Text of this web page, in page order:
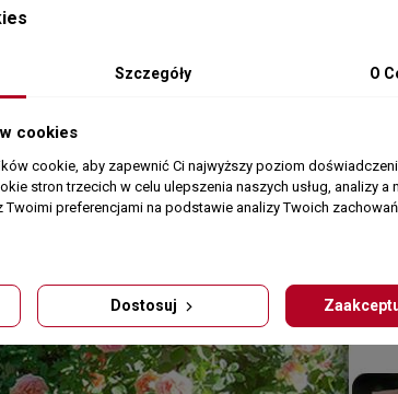
Szczegóły O
cookies
cookie, aby zapewnić Ci najwyższy poziom
stron trzecich w celu ulepszenia naszych usług, analizy a
Twoimi preferencjami na podstawie analizy Twoich
Dostosuj